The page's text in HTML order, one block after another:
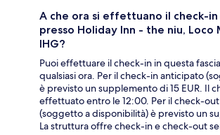
A che ora si effettuano il check-
presso Holiday Inn - the niu, Loco
IHG?
Puoi effettuare il check-in in questa
qualsiasi ora. Per il check-in anticipato
è previsto un supplemento di 15 EUR. Il
effettuato entro le 12:00. Per il check-
(soggetto a disponibilità) è previsto un
La struttura offre check-in e check-out